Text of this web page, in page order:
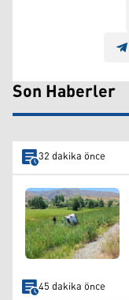
Son Haberler
32 dakika önce
45 dakika önce